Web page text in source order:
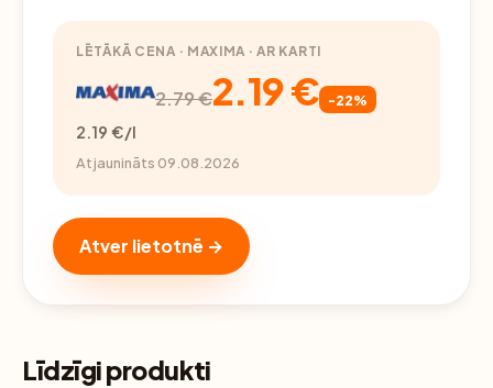
LĒTĀKĀ CENA · MAXIMA · AR KARTI
2.79 €2.19 € -22%
2.19 €/l
Atjaunināts 09.08.2026
Atver lietotnē →
Līdzīgi produkti